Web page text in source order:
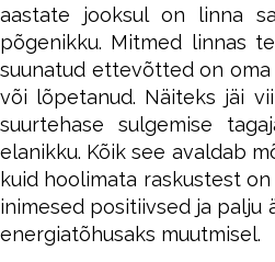
aastate jooksul on linna
põgenikku. Mitmed linnas
suunatud ettevõtted on
või lõpetanud. Näiteks jäi
suurtehase sulgemise
elanikku. Kõik see avaldab
kuid hoolimata raskustest
inimesed positiivsed ja palju
energiatõhusaks muutmisel.